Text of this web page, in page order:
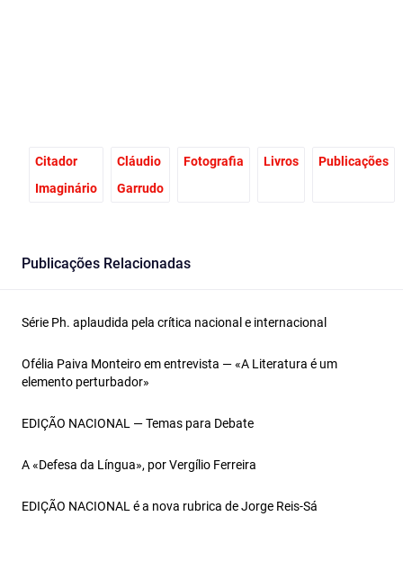
Citador
Imaginário
Cláudio
Garrudo
Fotografia Livros Publicações
Publicações Relacionadas
Série Ph. aplaudida pela crítica nacional e internacional
Ofélia Paiva Monteiro em entrevista — «A Literatura é um
elemento perturbador»
EDIÇÃO NACIONAL — Temas para Debate
A «Defesa da Língua», por Vergílio Ferreira
EDIÇÃO NACIONAL é a nova rubrica de Jorge Reis‑Sá